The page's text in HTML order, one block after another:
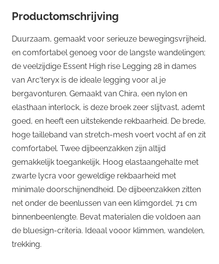
Productomschrijving
Duurzaam, gemaakt voor serieuze bewegingsvrijheid,
en comfortabel genoeg voor de langste wandelingen;
de veelzijdige Essent High rise Legging 28 in dames
van Arc'teryx is de ideale legging voor al je
bergavonturen. Gemaakt van Chira, een nylon en
elasthaan interlock, is deze broek zeer slijtvast, ademt
goed, en heeft een uitstekende rekbaarheid. De brede,
hoge tailleband van stretch-mesh voert vocht af en zit
comfortabel. Twee dijbeenzakken zijn altijd
gemakkelijk toegankelijk. Hoog elastaangehalte met
zwarte lycra voor geweldige rekbaarheid met
minimale doorschijnendheid. De dijbeenzakken zitten
net onder de beenlussen van een klimgordel. 71 cm
binnenbeenlengte. Bevat materialen die voldoen aan
de bluesign-criteria. Ideaal vooor klimmen, wandelen,
trekking.